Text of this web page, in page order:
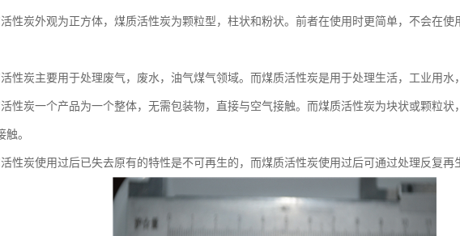
活性炭外观为正方体，煤质活性炭为颗粒型，柱状和粉状。前者在使用时更简单，不会在
性炭主要用于处理废气，废水，油气煤气领域。而煤质活性炭是用于处理生活，工业用水
活性炭一个产品为一个整体，无需包装物，直接与空气接触。而煤质活性炭为块状或颗粒
触。
性炭使用过后已失去原有的特性是不可再生的，而煤质活性炭使用过后可通过处理反复再